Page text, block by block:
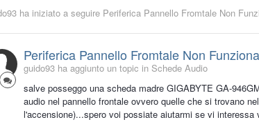
ha iniziato a seguire Periferica Pannello Fromtale Non
Periferica Pannello Fromtale Non
guido93 ha aggiunto un topic in Schede Audio
salve posseggo una scheda madre GIGABYTE GA-
audio nel pannello frontale ovvero quelle che si trovano
l'accensione)...spero voi possiate aiutarmi se vi